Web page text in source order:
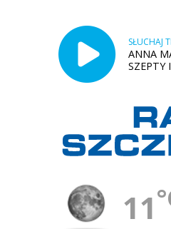
SŁUCHAJ
ANNA
SZEPTY
11